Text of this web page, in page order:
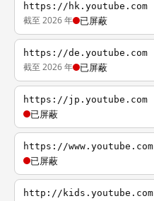
https://hk.youtube.com
截至 2026 年 已屏蔽
https://de.youtube.com
截至 2026 年 已屏蔽
https://jp.youtube.com
已屏蔽
https://www.youtube.com
已屏蔽
http://kids.youtube.com